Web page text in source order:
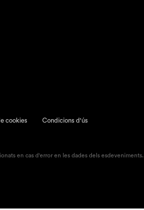
cookies Condicions d'ús
en cas d'error en les dades dels esdeveniments.